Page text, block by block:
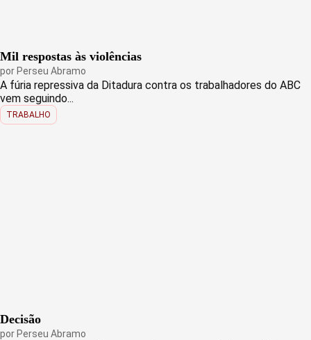
Mil respostas às violências
porPerseu Abramo
A fúria repressiva da Ditadura contra os trabalhadores do ABC
vem seguindo...
TRABALHO
Decisão
por Perseu Abramo